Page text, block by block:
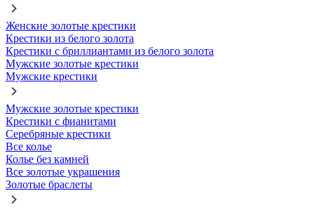
Женские золотые крестики
Крестики из белого золота
Крестики с бриллиантами из белого золота
Мужские золотые крестики
Мужские крестики
Мужские золотые крестики
Крестики с фианитами
Серебряные крестики
Все колье
Колье без камней
Все золотые украшения
Золотые браслеты